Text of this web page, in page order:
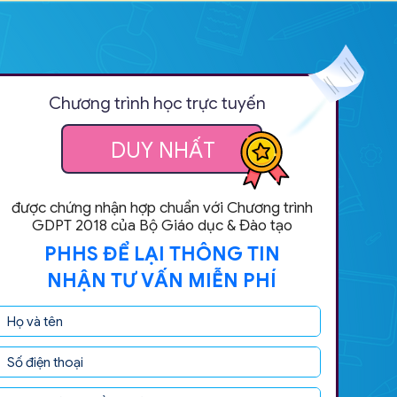
Chương trình học trực tuyến
DUY NHẤT
được chứng nhận hợp chuẩn với Chương trình
GDPT 2018 của Bộ Giáo dục & Đào tạo
PHHS ĐỂ LẠI THÔNG TIN
NHẬN TƯ VẤN MIỄN PHÍ